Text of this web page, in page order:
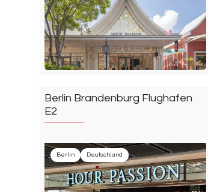
Berlin Brandenburg Flughafen
E2
Berlin Deutschland